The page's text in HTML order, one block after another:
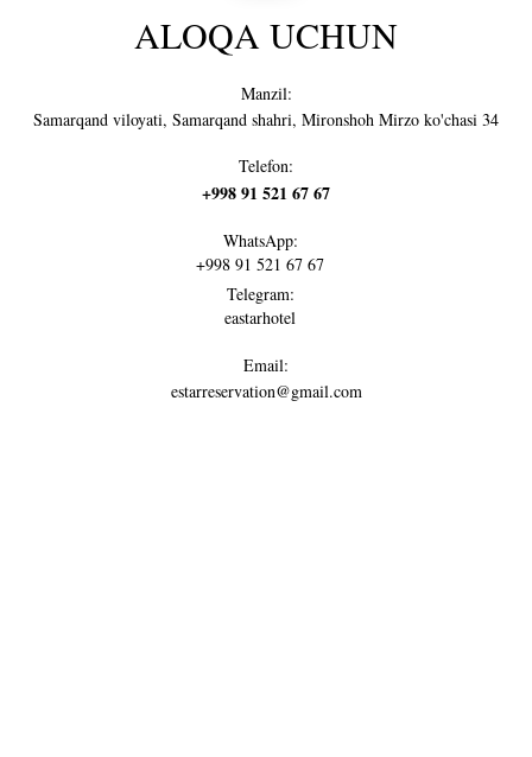
ALOQA UCHUN
Manzil:
Samarqand viloyati, Samarqand shahri, Mironshoh Mirzo ko'chasi 34
Telefon:
+998 91 521 67 67
WhatsApp:
+998 91 521 67 67
Telegram:
eastarhotel
Email:
estarreservation@gmail.com